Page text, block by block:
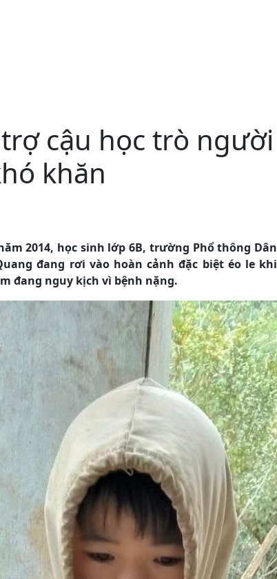
cậu học trò người
khăn
2014, học sinh lớp 6B, trường Phổ thông Dân
đang rơi vào hoàn cảnh đặc biệt éo le khi
đang nguy kịch vì bệnh nặng.